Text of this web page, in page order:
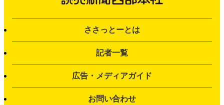
ささっとーとは
記者一覧
広告・メディアガイド
お問い合わせ